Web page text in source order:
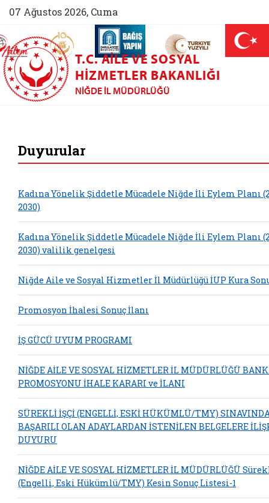
07 Ağustos 2026, Cuma
(yeni sekmede açılır)
AİLEM İletişim Merkezi (yeni sekmede açılır)
Aile ve Nüfus On Yılı (yeni sekmede açılır)
Darülaceze bağış sayfası (yeni
T.C. AILE VE SOSYAL
HIZMETLER BAKANLIĞI
NIĞDE İL MÜDÜRLÜĞÜ
Duyurular
Kadına Yönelik Şiddetle Mücadele Niğde İli Eylem Planı
2030)
Kadına Yönelik Şiddetle Mücadele Niğde İli Eylem Planı
2030) valilik genelgesi
Niğde Aile ve Sosyal Hizmetler İl Müdürlüğü İUP Kura
Promosyon İhalesi Sonuç İlanı
İŞ GÜCÜ UYUM PROGRAMI
NİĞDE AİLE VE SOSYAL HİZMETLER İL MÜDÜRLÜĞÜ
PROMOSYONU İHALE KARARI ve İLANI
SÜREKLİ İŞÇİ (ENGELLİ, ESKİ HÜKÜMLÜ/TMY)
BAŞARILI OLAN ADAYLARDAN İSTENİLEN BELGELERE
DUYURU
NİĞDE AİLE VE SOSYAL HİZMETLER İL MÜDÜRLÜĞÜ
(Engelli, Eski Hükümlü/TMY) Kesin Sonuç Listesi-1